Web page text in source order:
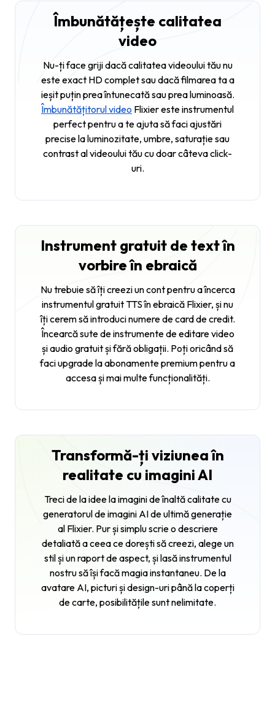
Îmbunătățește calitatea
video
Nu-ți face griji dacă calitatea videoului tău nu
este exact HD complet sau dacă filmarea ta a
ieșit puțin prea întunecată sau prea luminoasă.
Îmbunătățitorul video Flixier este instrumentul
perfect pentru a te ajuta să faci ajustări
precise la luminozitate, umbre, saturație sau
contrast al videoului tău cu doar câteva click-
uri.
Instrument gratuit de text în
vorbire în ebraică
Nu trebuie să îți creezi un cont pentru a încerca
instrumentul gratuit TTS în ebraică Flixier, și nu
îți cerem să introduci numere de card de credit.
Încearcă sute de instrumente de editare video
și audio gratuit și fără obligații. Poți oricând să
faci upgrade la abonamente premium pentru a
accesa și mai multe funcționalități.
Transformă-ți viziunea în
realitate cu imagini AI
Treci de la idee la imagini de înaltă calitate cu
generatorul de imagini AI de ultimă generație
al Flixier. Pur și simplu scrie o descriere
detaliată a ceea ce dorești să creezi, alege un
stil și un raport de aspect, și lasă instrumentul
nostru să își facă magia instantaneu. De la
avatare AI, picturi și design-uri până la coperți
de carte, posibilitățile sunt nelimitate.